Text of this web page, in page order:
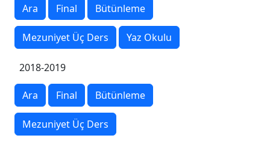
Ara Final Bütünleme
Mezuniyet Üç Ders Yaz Okulu
2018-2019
Ara Final Bütünleme
Mezuniyet Üç Ders